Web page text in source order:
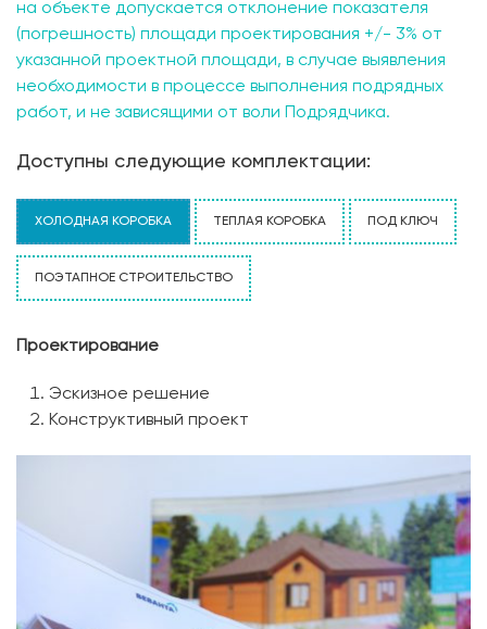
на объекте допускается отклонение показателя
(погрешность) площади проектирования +/- 3% от
указанной проектной площади, в случае выявления
необходимости в процессе выполнения подрядных
работ, и не зависящими от воли Подрядчика.
Доступны следующие комплектации:
ХОЛОДНАЯ КОРОБКА ТЕПЛАЯ КОРОБКА ПОД КЛЮЧ
ПОЭТАПНОЕ СТРОИТЕЛЬСТВО
Проектирование
Эскизное решение
Конструктивный проект